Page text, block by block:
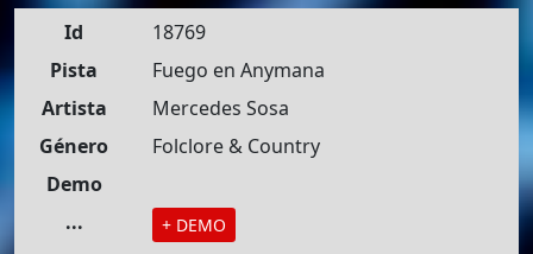
Id
18769
Pista
Fuego en Anymana
Artista
Mercedes Sosa
Género
Folclore & Country
Demo
...
+ DEMO